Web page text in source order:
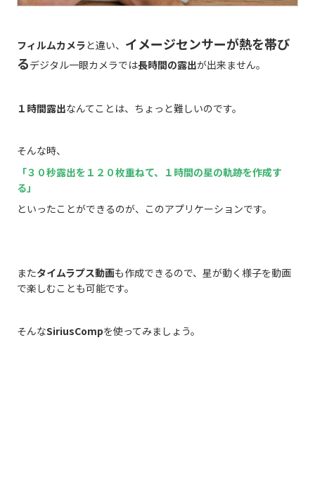
フィルムカメラと違い、 イメージセンサーが熱を帯び
るデジタル一眼カメラでは長時間の露出が出来ません。
１時間露出なんてことは、ちょっと難しいのです。
そんな時、
「３０秒露出を１２０枚重ねて、１時間の星の軌跡を作成す
る」
といったことができるのが、このアプリケーションです。
またタイムラプス動画も作成できるので、星が動く様子を動画
で楽しむことも可能です。
そんなSiriusCompを使ってみましょう。